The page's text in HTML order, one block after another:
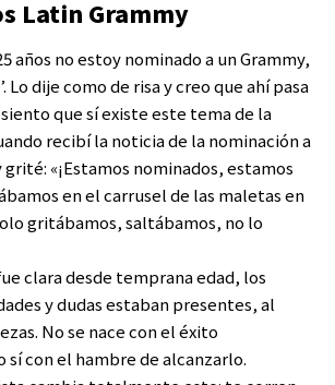
Latin Grammy
años no estoy nominado a un Grammy,
Lo dije como de risa y creo que ahí pasa
que sí existe este tema de la
recibí la noticia de la nominación a
«¡Estamos nominados, estamos
en el carrusel de las maletas en
gritábamos, saltábamos, no lo
clara desde temprana edad, los
y dudas estaban presentes, al
No se nace con el éxito
con el hambre de alcanzarlo.